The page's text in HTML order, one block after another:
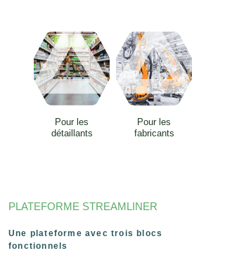
Pour les
détaillants
Pour les
fabricants
PLATEFORME STREAMLINER
Une plateforme avec trois blocs
fonctionnels